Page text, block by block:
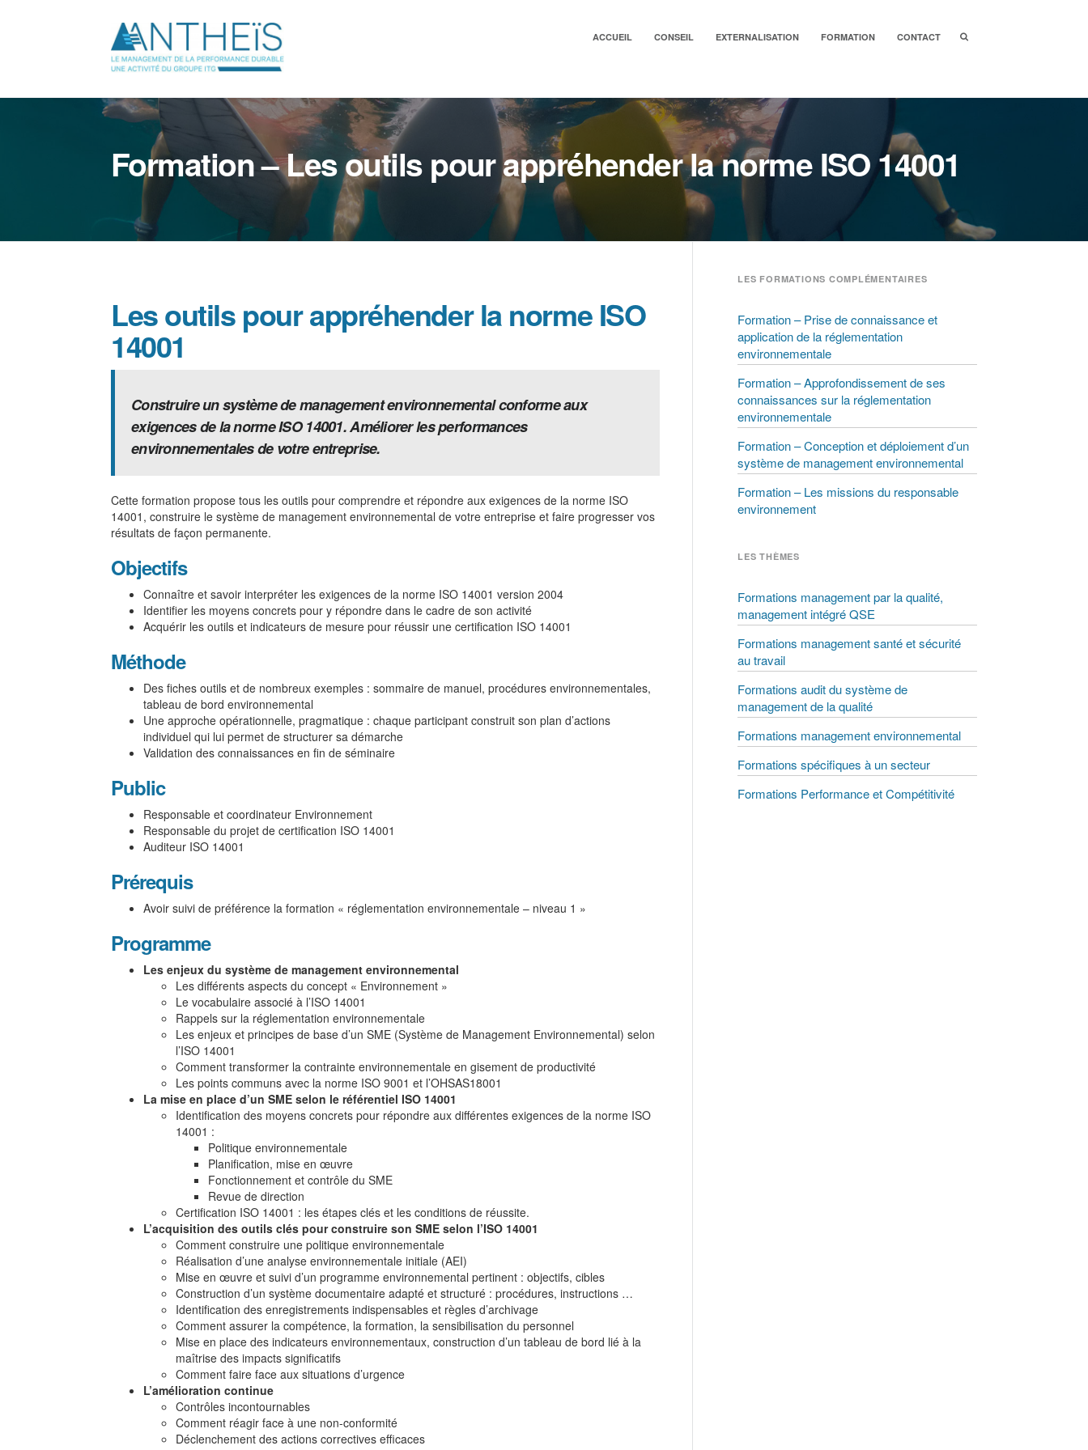
ACCUEIL CONSEIL EXTERNALISATION FORMATION CONTACT
Formation – Les outils pour appréhender la norme ISO 14001
Les outils pour appréhender la norme ISO
14001
Construire un système de management environnemental conforme aux
exigences de la norme ISO 14001. Améliorer les performances
environnementales de votre entreprise.
Cette formation propose tous les outils pour comprendre et répondre aux exigences de la norme ISO
14001, construire le système de management environnemental de votre entreprise et faire progresser vos
résultats de façon permanente.
Objectifs
Connaître et savoir interpréter les exigences de la norme ISO 14001 version 2004
Identifier les moyens concrets pour y répondre dans le cadre de son activité
Acquérir les outils et indicateurs de mesure pour réussir une certification ISO 14001
Méthode
Des fiches outils et de nombreux exemples : sommaire de manuel, procédures environnementales,
tableau de bord environnemental
Une approche opérationnelle, pragmatique : chaque participant construit son plan d’actions
individuel qui lui permet de structurer sa démarche
Validation des connaissances en fin de séminaire
Public
Responsable et coordinateur Environnement
Responsable du projet de certification ISO 14001
Auditeur ISO 14001
Prérequis
Avoir suivi de préférence la formation « réglementation environnementale – niveau 1 »
Programme
Les enjeux du système de management environnemental
Les différents aspects du concept « Environnement »
Le vocabulaire associé à l’ISO 14001
Rappels sur la réglementation environnementale
Les enjeux et principes de base d’un SME (Système de Management Environnemental) selon
l’ISO 14001
Comment transformer la contrainte environnementale en gisement de productivité
Les points communs avec la norme ISO 9001 et l’OHSAS18001
La mise en place d’un SME selon le référentiel ISO 14001
Identification des moyens concrets pour répondre aux différentes exigences de la norme ISO
14001 :
Politique environnementale
Planification, mise en œuvre
Fonctionnement et contrôle du SME
Revue de direction
Certification ISO 14001 : les étapes clés et les conditions de réussite.
L’acquisition des outils clés pour construire son SME selon l’ISO 14001
Comment construire une politique environnementale
Réalisation d’une analyse environnementale initiale (AEI)
Mise en œuvre et suivi d’un programme environnemental pertinent : objectifs, cibles
Construction d’un système documentaire adapté et structuré : procédures, instructions …
Identification des enregistrements indispensables et règles d’archivage
Comment assurer la compétence, la formation, la sensibilisation du personnel
Mise en place des indicateurs environnementaux, construction d’un tableau de bord lié à la
maîtrise des impacts significatifs
Comment faire face aux situations d’urgence
L’amélioration continue
Contrôles incontournables
Comment réagir face à une non-conformité
Déclenchement des actions correctives efficaces
LES FORMATIONS COMPLÉMENTAIRES
Formation – Prise de connaissance et
application de la réglementation
environnementale
Formation – Approfondissement de ses
connaissances sur la réglementation
environnementale
Formation – Conception et déploiement d’un
système de management environnemental
Formation – Les missions du responsable
environnement
LES THÈMES
Formations management par la qualité,
management intégré QSE
Formations management santé et sécurité
au travail
Formations audit du système de
management de la qualité
Formations management environnemental
Formations spécifiques à un secteur
Formations Performance et Compétitivité